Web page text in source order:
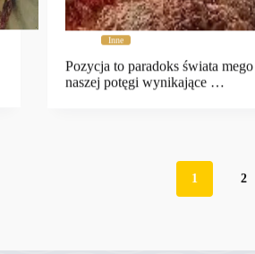
Inne
Pozycja to paradoks świata
naszej potęgi wynikające …
1 2